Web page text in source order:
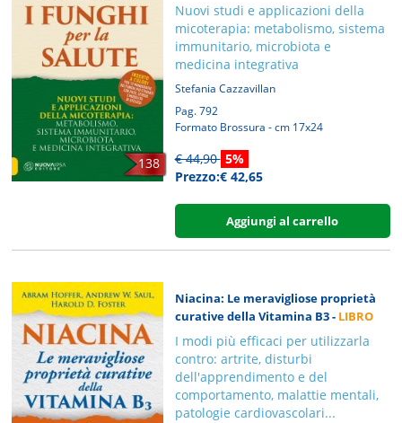
138
Nuovi studi e applicazioni della
micoterapia: metabolismo, sistema
immunitario, microbiota e
medicina integrativa
Stefania Cazzavillan
Pag. 792
Formato Brossura - cm 17x24
€ 44,90 5%
Prezzo:€ 42,65
Aggiungi al carrello
Niacina: Le meravigliose proprietà
curative della Vitamina B3 - LIBRO
I modi più efficaci per utilizzarla
contro: artrite, disturbi
dell'apprendimento e del
comportamento, malattie mentali,
patologie cardiovascolari...